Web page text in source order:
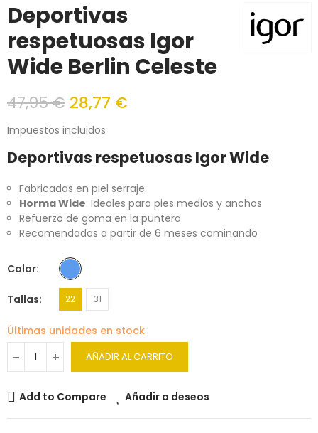
Deportivas
respetuosas Igor
Wide Berlin Celeste
47,95 € 28,77 €
Impuestos incluidos
Deportivas respetuosas Igor Wide
Fabricadas en piel serraje
Horma Wide: Ideales para pies medios y anchos
Refuerzo de goma en la puntera
Recomendadas a partir de 6 meses caminando
Color
Tallas 22 31
Últimas unidades en stock
AÑADIR AL CARRITO
Add to Compare Añadir a deseos